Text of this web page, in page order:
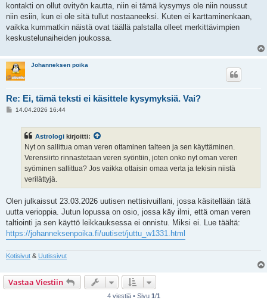
kontakti on ollut ovityön kautta, niin ei tämä kysymys ole niin noussut
niin esiin, kun ei ole sitä tullut nostaaneeksi. Kuten ei karttaminenkaan,
vaikka kummatkin näistä ovat täällä palstalla olleet merkittävimpien
keskustelunaiheiden joukossa.
Johanneksen poika
Re: Ei, tämä teksti ei käsittele kysymyksiä. Vai?
V14.04.2026 16:44
Astrologi kirjoitti:
Nyt on sallittua oman veren ottaminen talteen ja sen käyttäminen.
Verensiirto rinnastetaan veren syöntiin, joten onko nyt oman veren
syöminen sallittua? Jos vaikka ottaisin omaa verta ja tekisin niistä
verilättyjä.
Olen julkaissut 23.03.2026 uutisen nettisivuillani, jossa käsitellään tätä
uutta verioppia. Jutun lopussa on osio, jossa käy ilmi, että oman veren
taltiointi ja sen käyttö leikkauksessa ei onnistu. Miksi ei. Lue täältä:
https://johanneksenpoika.fi/uutiset/juttu_w1331.html
Kotisivut &Uutissivut
Vastaa Viestiin
4 viestiä • Sivu 1/1